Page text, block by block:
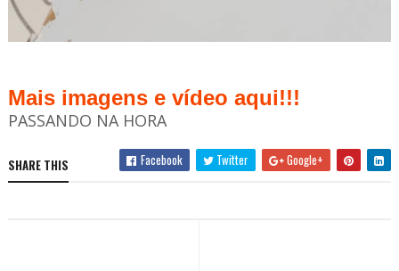
Mais imagens e vídeo aqui!!!
PASSANDO NA HORA
SHARE THIS Facebook Twitter Google+